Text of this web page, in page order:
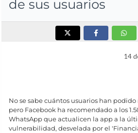
de sus usuarios
14
No se sabe cuántos usuarios han
pero Facebook ha recomendado a los
WhatsApp que actualicen la app a la
vulnerabilidad, desvelada por el